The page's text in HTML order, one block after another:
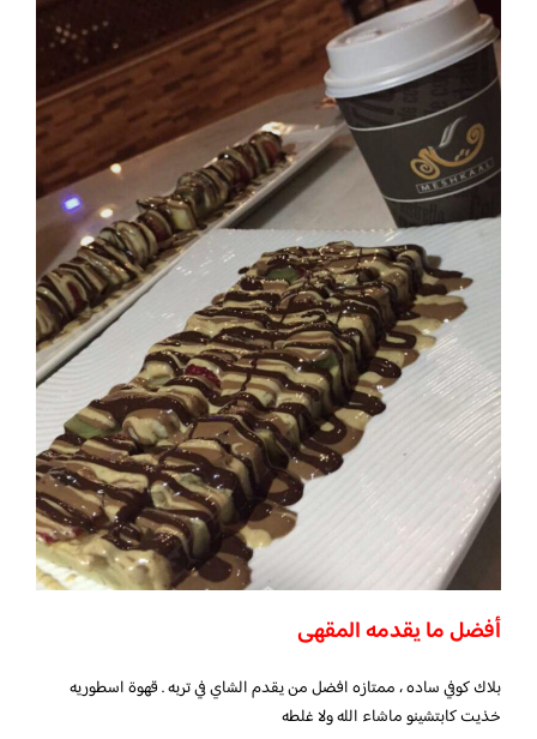
أفضل ما يقدمه المقهى
بلاك كوفي ساده ، ممتازهافضل من يقدم الشاي في تربه .قهوة اسطوريه
خذيت كابتشينو ماشاء الله ولا غلطه